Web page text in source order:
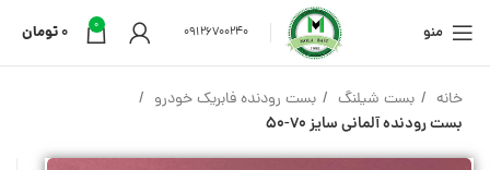
منو 09126700240
0
0تومان
خانه بست شیلنگ بست رودنده فابریک خودرو
بست رودنده آلمانی سایز 70-50